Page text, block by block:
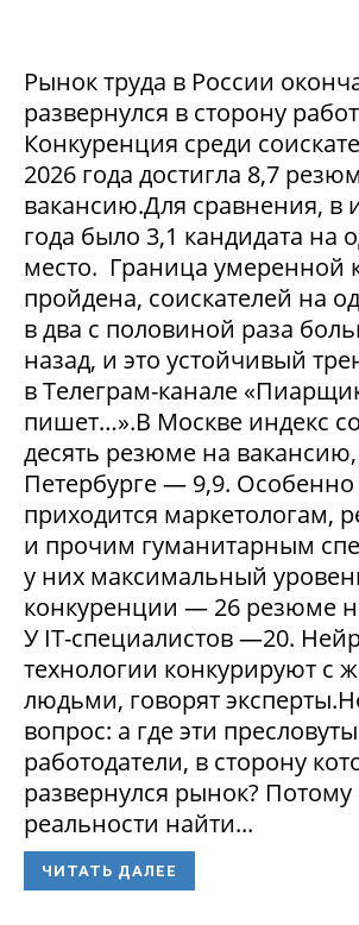
Рынок труда в России
развернулся в сторону
Конкуренция среди
2026 года достигла 8,7
вакансию.Для сравнения, в
года было 3,1 кандидата на
место. Граница умеренной
пройдена, соискателей на
в два с половиной раза
назад, и это устойчивый
в Телеграм-канале
пишет…».В Москве индекс
десять резюме на
Петербурге — 9,9. Особенно
приходится маркетологам,
и прочим гуманитарным
у них максимальный
конкуренции — 26 резюме
У IT-специалистов —20.
технологии конкурируют с
людьми, говорят
вопрос: а где эти
работодатели, в сторону
развернулся рынок? Потому
реальности найти...
ЧИТАТЬ ДАЛЕЕ